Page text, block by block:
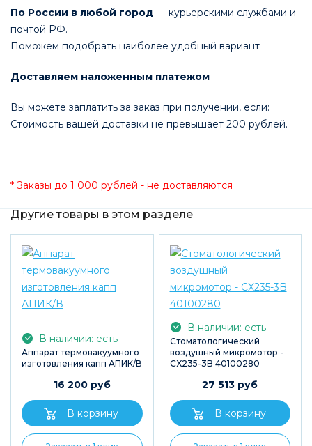
По России в любой город — курьерскими службами и
почтой РФ.
Поможем подобрать наиболее удобный вариант
Доставляем наложенным платежом
Вы можете заплатить за заказ при получении, если:
Стоимость вашей доставки не превышает 200 рублей.
* Заказы до 1 000 рублей - не доставляются
Другие товары в этом разделе
В наличии: есть
Аппарат термовакуумного
изготовления капп АПИК/В
16 200 руб
В наличии: есть
Стоматологический
воздушный микромотор -
CX235-3B 40100280
27 513 руб